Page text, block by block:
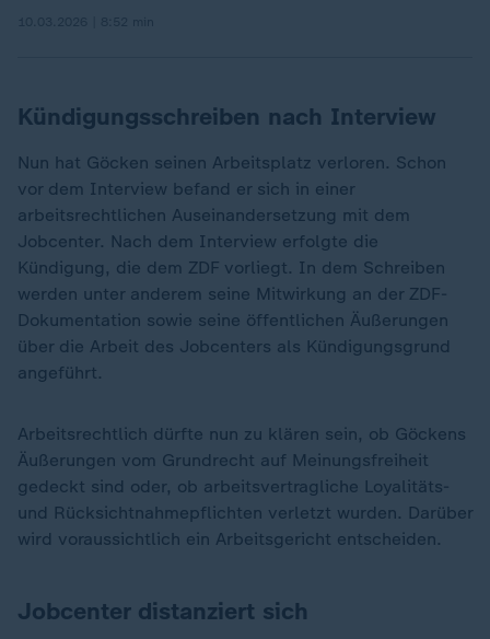
Kündigungsschreiben nach Interview
Nun hat Göcken seinen Arbeitsplatz verloren. Schon
vor dem Interview befand er sich in einer
arbeitsrechtlichen Auseinandersetzung mit dem
Jobcenter. Nach dem Interview erfolgte die
Kündigung, die dem ZDF vorliegt. In dem Schreiben
werden unter anderem seine Mitwirkung an der ZDF-
Dokumentation sowie seine öffentlichen Äußerungen
über die Arbeit des Jobcenters als Kündigungsgrund
angeführt.
Arbeitsrechtlich dürfte nun zu klären sein, ob Göckens
Äußerungen vom Grundrecht auf Meinungsfreiheit
gedeckt sind oder, ob arbeitsvertragliche Loyalitäts-
und Rücksichtnahmepflichten verletzt wurden. Darüber
wird voraussichtlich ein Arbeitsgericht entscheiden.
Jobcenter distanziert sich